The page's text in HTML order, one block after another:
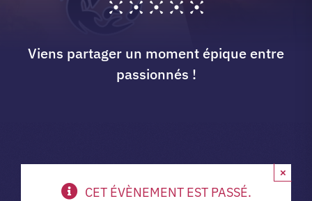
Contact
Vibe Game
Viens partager un moment épique entre
passionnés !
CET ÉVÈNEMENT EST PASSÉ.
×